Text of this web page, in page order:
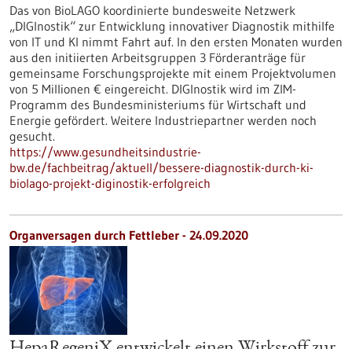
Das von BioLAGO koordinierte bundesweite Netzwerk
„DIGInostik“ zur Entwicklung innovativer Diagnostik mithilfe
von IT und KI nimmt Fahrt auf. In den ersten Monaten wurden
aus den initiierten Arbeitsgruppen 3 Förderanträge für
gemeinsame Forschungsprojekte mit einem Projektvolumen
von 5 Millionen € eingereicht. DIGInostik wird im ZIM-
Programm des Bundesministeriums für Wirtschaft und
Energie gefördert. Weitere Industriepartner werden noch
gesucht.
https://www.gesundheitsindustrie-
bw.de/fachbeitrag/aktuell/bessere-diagnostik-durch-ki-
biolago-projekt-diginostik-erfolgreich
Organversagen durch Fettleber - 24.09.2020